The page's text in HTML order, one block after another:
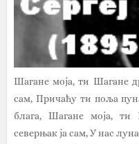
Шагане моја, ти Шагане
сам, Причаћу ти поља
блага, Шагане моја, ти
северњак ја сам, У нас